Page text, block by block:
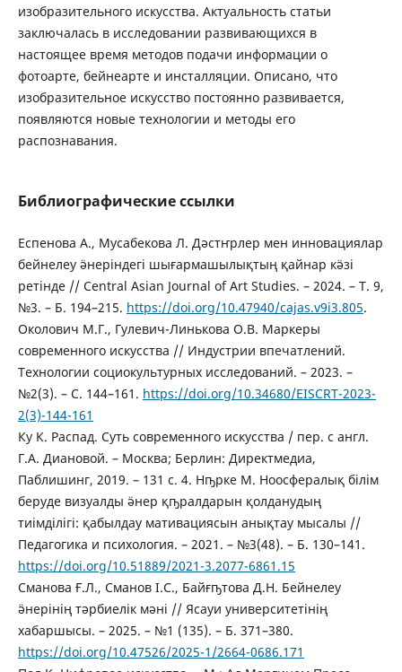
изобразительного искусства. Актуальность статьи
заключалась в исследовании развивающихся в
настоящее время методов подачи информации о
фотоарте, бейнеарте и инсталляции. Описано, что
изобразительное искусство постоянно развивается,
появляются новые технологии и методы его
распознавания.
Библиографические ссылки
Еспенова А., Мусабекова Л. Дәстҥрлер мен инновациялар
бейнелеу ӛнеріндегі шығармашылықтың қайнар кӛзі
ретінде // Central Asian Journal of Art Studies. – 2024. – Т. 9,
№3. – Б. 194–215. https://doi.org/10.47940/cajas.v9i3.805.
Околович М.Г., Гулевич-Линькова О.В. Маркеры
современного искусства // Индустрии впечатлений.
Технологии социокультурных исследований. – 2023. –
№2(3). – С. 144–161. https://doi.org/10.34680/EISCRT-2023-
2(3)-144-161
Ку К. Распад. Суть современного искусства / пер. с англ.
Г.А. Диановой. – Москва; Берлин: Директмедиа,
Паблишинг, 2019. – 131 с. 4. Нҧрке М. Ноосфералық білім
беруде визуалды ӛнер қҧралдарын қолданудың
тиімділігі: қабылдау мативациясын анықтау мысалы //
Педагогика и психология. – 2021. – №3(48). – Б. 130–141.
https://doi.org/10.51889/2021-3.2077-6861.15
Сманова Ғ.Л., Сманов І.С., Байғҧтова Д.Н. Бейнелеу
ӛнерінің тәрбиелік мәні // Ясауи университетінің
хабаршысы. – 2025. – №1 (135). – Б. 371–380.
https://doi.org/10.47526/2025-1/2664-0686.171